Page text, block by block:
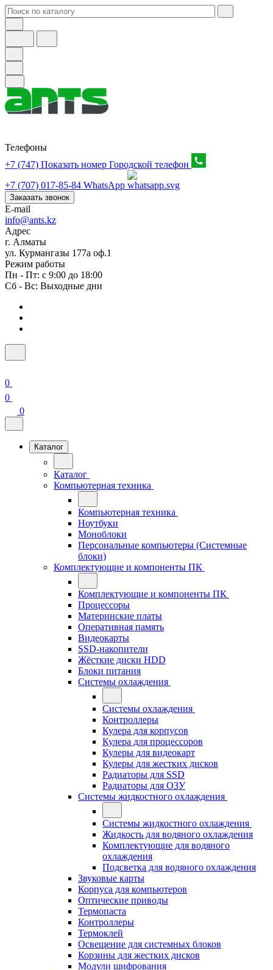
Телефоны
+7 (747) Показать номер Городской телефон
+7 (707) 017-85-84 WhatsApp
Заказать звонок
E-mail
info@ants.kz
Адрес
г. Алматы
ул. Курмангазы 177а оф.1
Режим работы
Пн - Пт: с 9:00 до 18:00
Сб - Вс: Выходные дни
0
0
0
Каталог
Каталог
Компьютерная техника
Компьютерная техника
Ноутбуки
Моноблоки
Персональные компьютеры (Системные
блоки)
Комплектующие и компоненты ПК
Комплектующие и компоненты ПК
Процессоры
Материнские платы
Оперативная память
Видеокарты
SSD-накопители
Жёсткие диски HDD
Блоки питания
Системы охлаждения
Системы охлаждения
Контроллеры
Кулера для корпусов
Кулера для процессоров
Кулеры для видеокарт
Кулеры для жестких дисков
Радиаторы для SSD
Радиаторы для ОЗУ
Системы жидкостного охлаждения
Системы жидкостного охлаждения
Жидкость для водяного охлаждения
Комплектующие для водяного
охлаждения
Подсветка для водяного охлаждения
Звуковые карты
Корпуса для компьютеров
Оптические приводы
Термопаста
Контроллеры
Термоклей
Освещение для системных блоков
Корзины для жестких дисков
Модули шифрования